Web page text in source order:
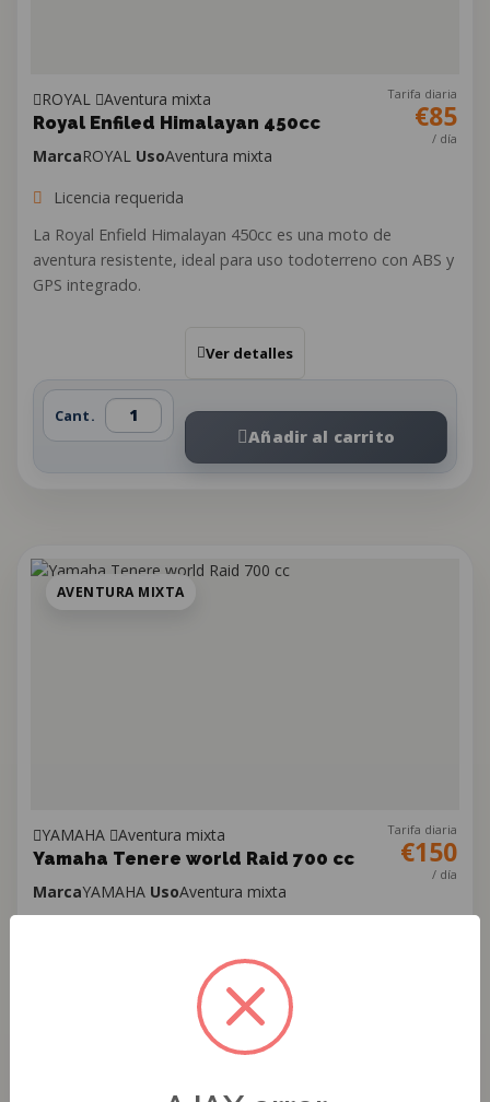
ROYAL
Aventura mixta
Royal Enfiled Himalayan 450cc
Tarifa diaria
€85
/ día
MarcaROYAL UsoAventura mixta
Licencia requerida
La Royal Enfield Himalayan 450cc es una moto de
aventura resistente, ideal para uso todoterreno con ABS y
GPS integrado.
Ver detalles
Cant.
Añadir al carrito
AVENTURA MIXTA
YAMAHA
Aventura mixta
Yamaha Tenere world Raid 700 cc
Tarifa diaria
€150
/ día
MarcaYAMAHA UsoAventura mixta
Yamaha Ténéré World Raid 700cc: diseñada para cualquier
terreno, cómoda, estable y con gran autonomía.